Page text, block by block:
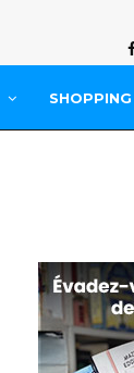
SHOPPING